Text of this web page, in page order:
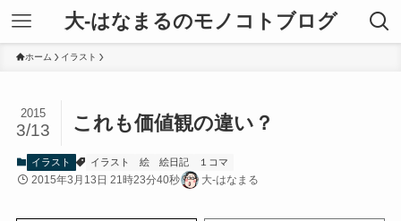
大-はなまるのモノコトブログ
ホーム イラスト
これも価値観の違い？
2015
3/13
イラスト イラスト 絵 絵日記 １コマ
2015年3月13日 21時23分40秒 大-はなまる